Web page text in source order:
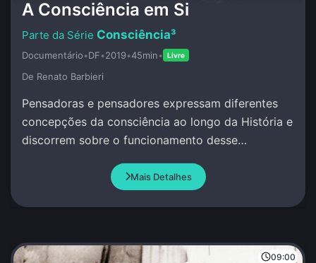
A Consciência em Si
Consciência³
Documentário•DF•2019•45min• Livre
De Renato Barbieri
Pensadoras e pensadores expressam diferentes
concepções da consciência ao longo da História e
discorrem sobre o funcionamento desse
Mais Detalhes
09:00